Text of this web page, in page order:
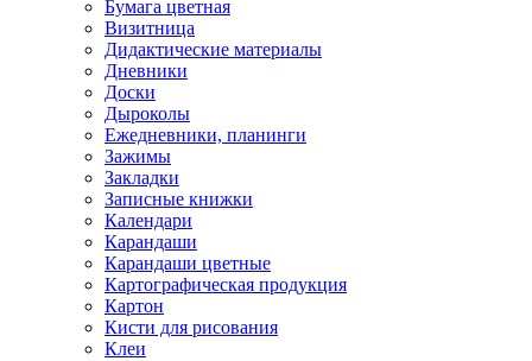
Бумага цветная
Визитница
Дидактические материалы
Дневники
Доски
Дыроколы
Ежедневники, планинги
Зажимы
Закладки
Записные книжки
Календари
Карандаши
Карандаши цветные
Картографическая продукция
Картон
Кисти для рисования
Клеи